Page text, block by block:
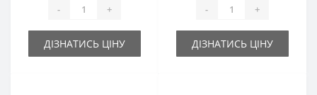
- +
ДІЗНАТИСЬ ЦІНУ
- +
ДІЗНАТИСЬ ЦІНУ